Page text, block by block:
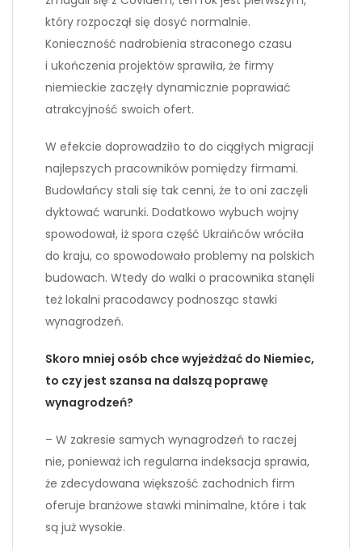
który rozpoczął się dosyć normalnie.
Konieczność nadrobienia straconego czasu
i ukończenia projektów sprawiła, że firmy
niemieckie zaczęły dynamicznie poprawiać
atrakcyjność swoich ofert.
W efekcie doprowadziło to do ciągłych migracji
najlepszych pracowników pomiędzy firmami.
Budowlańcy stali się tak cenni, że to oni zaczęli
dyktować warunki. Dodatkowo wybuch wojny
spowodował, iż spora część Ukraińców wróciła
do kraju, co spowodowało problemy na polskich
budowach. Wtedy do walki o pracownika stanęli
też lokalni pracodawcy podnosząc stawki
wynagrodzeń.
Skoro mniej osób chce wyjeżdżać do Niemiec,
to czy jest szansa na dalszą poprawę
wynagrodzeń?
– W zakresie samych wynagrodzeń to raczej
nie, ponieważ ich regularna indeksacja sprawia,
że zdecydowana większość zachodnich firm
oferuje branżowe stawki minimalne, które i tak
są już wysokie.